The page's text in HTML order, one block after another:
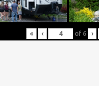
« ‹ of 6 ›